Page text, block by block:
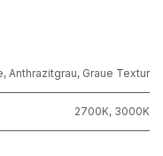
, Anthrazitgrau, Graue Textur
2700K, 3000K